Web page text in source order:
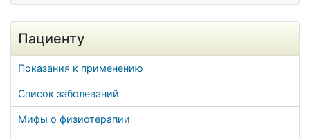
Пациенту
Показания к применению
Список заболеваний
Мифы о физиотерапии